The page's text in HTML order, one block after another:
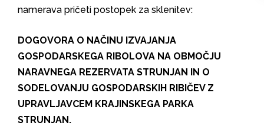
namerava pričeti postopek za sklenitev:
DOGOVORA O NAČINU IZVAJANJA
GOSPODARSKEGA RIBOLOVA NA OBMOČJU
NARAVNEGA REZERVATA STRUNJAN IN O
SODELOVANJU GOSPODARSKIH RIBIČEV Z
UPRAVLJAVCEM KRAJINSKEGA PARKA
STRUNJAN.